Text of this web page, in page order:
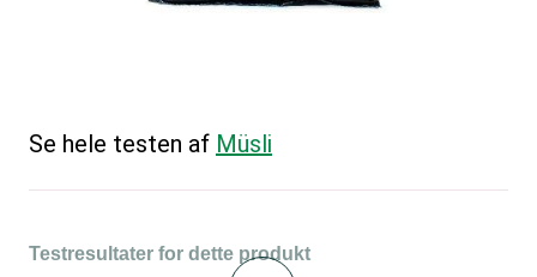
Se hele testen af Müsli
Testresultater for dette produkt